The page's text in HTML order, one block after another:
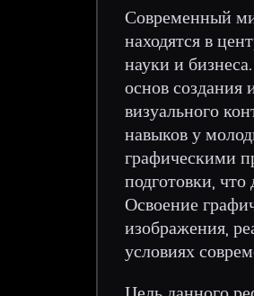
Современный
находятся в
науки и
основ создания
визуального
навыков у
графическими
подготовки,
Освоение
изображения,
условиях